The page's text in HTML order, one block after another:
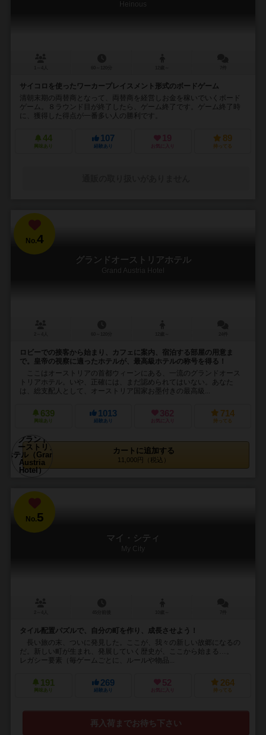
Heinous
サイコロを使ったワーカープレイスメント形式のボードゲーム
清朝末期の両替商となって、両替商を経営しお金を稼いでいくボード
ゲーム。８ラウンド目が終了したら、ゲーム終了です。ゲーム終了時
に、獲得した得点が一番多い人の勝利です。
44
興味あり
107
経験あり
19
お気に入り
89
持ってる
No.4
グランドオーストリアホテル
Grand Austria Hotel
ロビーでの接客から始まり、カフェに案内、宿泊する部屋の用意ま
で。皇帝の視察に適ったホテルが、最高級ホテルの称号を得る！
ここはオーストリアの首都ウィーンにある、一流のグランドオース
トリアホテル。いや、正確には、まだ認められてはいない。あなた
は、総支配人として、オーストリア国家お墨付きの最高級...
639
興味あり
1013
経験あり
362
お気に入り
714
持ってる
カートに追加する
11,000円（税込）
No.5
マイ・シティ
My City
タイル配置パズルで、自分の町を作り、成長させよう！
長い旅の末、ついに発見した。ここが、我々の新しい故郷になるの
だ。新しい町が生まれ、発展していく歴史が、ここから始まる…。
レガシー要素（毎ゲームごとに、ルールや物品...
191
興味あり
269
経験あり
52
お気に入り
264
持ってる
再入荷までお待ち下さい